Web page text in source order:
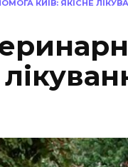
КИЇВ: ЯКІСНЕ